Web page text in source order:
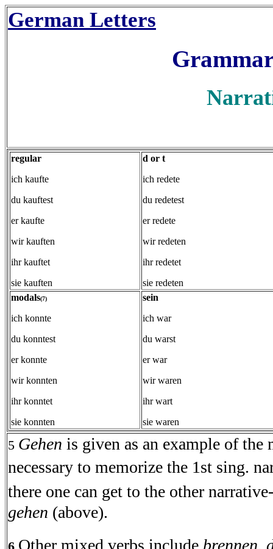
German Letters
regular
ich kaufte
du kauftest
er kaufte
wir kauften
ihr kauftet
sie kauften
d or t
ich redete
du redetest
er redete
wir redeten
ihr redetet
sie redeten
modals(7)
ich konnte
du konntest
er konnte
wir konnten
ihr konntet
sie konnten
sein
ich war
du warst
er war
wir waren
ihr wart
sie waren
5 Gehen is given as an example of
necessary to memorize the 1st sing.
there one can get to the other
gehen (above).
Other mixed verbs include brennen,